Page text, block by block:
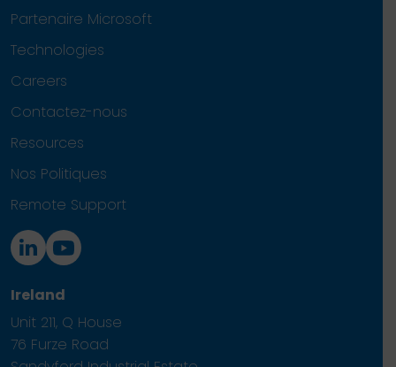
Partenaire Microsoft
Technologies
Careers
Contactez-nous
Resources
Nos Politiques
Remote Support
Ireland
Unit 211, Q House
76 Furze Road